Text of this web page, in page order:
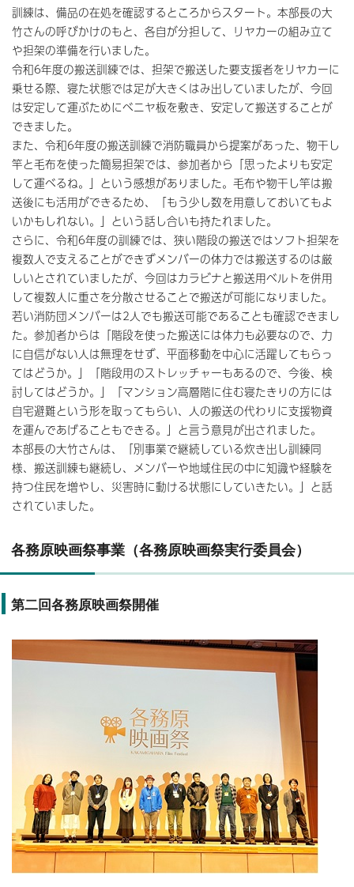
訓練は、備品の在処を確認するところからスタート。本部長の大
竹さんの呼びかけのもと、各自が分担して、リヤカーの組み立て
や担架の準備を行いました。
令和6年度の搬送訓練では、担架で搬送した要支援者をリヤカーに
乗せる際、寝た状態では足が大きくはみ出していましたが、今回
は安定して運ぶためにべニヤ板を敷き、安定して搬送することが
できました。
また、令和6年度の搬送訓練で消防職員から提案があった、物干し
竿と毛布を使った簡易担架では、参加者から「思ったよりも安定
して運べるね。」という感想がありました。毛布や物干し竿は搬
送後にも活用ができるため、「もう少し数を用意しておいてもよ
いかもしれない。」という話し合いも持たれました。
さらに、令和6年度の訓練では、狭い階段の搬送ではソフト担架を
複数人で支えることができずメンバーの体力では搬送するのは厳
しいとされていましたが、今回はカラビナと搬送用ベルトを併用
して複数人に重さを分散させることで搬送が可能になりました。
若い消防団メンバーは2人でも搬送可能であることも確認できまし
た。参加者からは「階段を使った搬送には体力も必要なので、力
に自信がない人は無理をせず、平面移動を中心に活躍してもらっ
てはどうか。」「階段用のストレッチャーもあるので、今後、検
討してはどうか。」「マンション高層階に住む寝たきりの方には
自宅避難という形を取ってもらい、人の搬送の代わりに支援物資
を運んであげることもできる。」と言う意見が出されました。
本部長の大竹さんは、「別事業で継続している炊き出し訓練同
様、搬送訓練も継続し、メンバーや地域住民の中に知識や経験を
持つ住民を増やし、災害時に動ける状態にしていきたい。」と話
されていました。
各務原映画祭事業（各務原映画祭実行委員会）
第二回各務原映画祭開催